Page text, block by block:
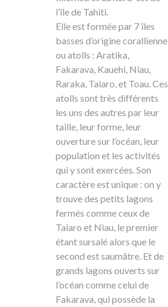
l’île de Tahiti.
Elle est formée par 7 îles
basses d’origine corallienne
ou atolls : Aratika,
Fakarava, Kauehi, Niau,
Raraka, Taiaro, et Toau. Ces
atolls sont très différents
les uns des autres par leur
taille, leur forme, leur
ouverture sur l’océan, leur
population et les activités
qui y sont exercées. Son
caractère est unique : on y
trouve des petits lagons
fermés comme ceux de
Taiaro et Niau, le premier
étant sursalé alors que le
second est saumâtre. Et de
grands lagons ouverts sur
l’océan comme celui de
Fakarava, qui possède la